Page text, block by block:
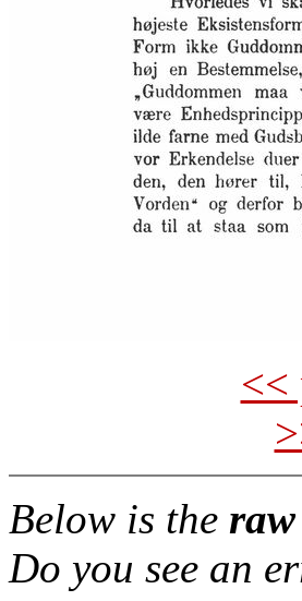
<<
Below is the
Do you see an